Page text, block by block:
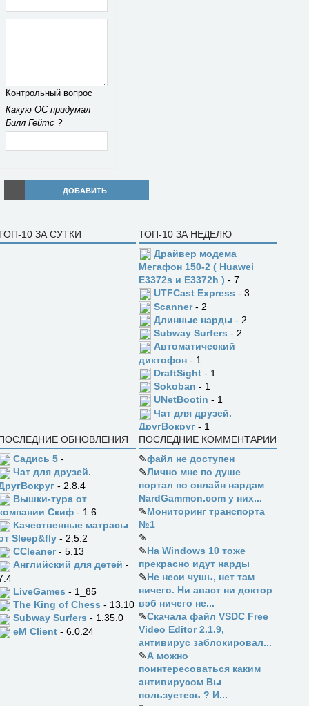
Контрольный вопрос
Какую ОС придумал
Билл Гейтс ?
ДОБАВИТЬ
10 ЗА СУТКИ
ТОП-10 ЗА НЕДЕЛЮ
Драйвер модема
Мегафон 150-2 ( Huawei
E3372s и E3372h ) - 7
UTFCast Express - 3
Scanner- 2
Длинные нарды - 2
Subway Surfers - 2
Автоматический
диктофон - 1
DraftSight - 1
Sokoban - 1
UNetBootin - 1
Чат для друзей.
ДругВокруг - 1
ОБНОВЛЕНИЯ
Садись 5 -
Чат для друзей.
- 2.8.4
Вышки-тура от
Скиф - 1.6
Качественные матрасы
Sleep&fly - 2.5.2
CCleaner- 5.13
Английский для детей -
LiveGames - 1_85
The King of Chess - 13.10
Subway Surfers - 1.35.0
eM Client - 6.0.24
ПОСЛЕДНИЕ КОММЕНТАРИИ
✎файл не доступен
✎Лично мне по душе
портал по онлайн нардам
NardGammon.com у них...
✎Мониторинг транспорта
№1
✎
✎На Windows 10 тоже
прекрасно идут нарды
✎Не неси чушь, нет там
ничего. Ни аваст ни доктор
вэб ничего не...
✎Скачала файл VSDC Free
Video Editor 2.1.9,
антивирус заблокировал...
✎А можно
поинтересоваться каким
антивирусом Вы
пользуетесь ? И...